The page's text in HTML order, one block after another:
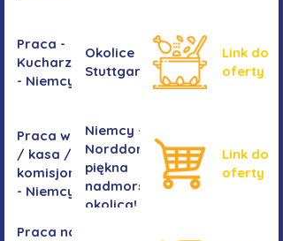
Praca -
Kucharz/kucharka
- Niemcy
Okolice
Stuttgartu
Link do
oferty
Praca w sklepie
/ kasa /
komisjonowanie
- Niemcy
Niemcy -
Norddorf -
piękna
nadmorska
okolica!
Link do
oferty
Praca na